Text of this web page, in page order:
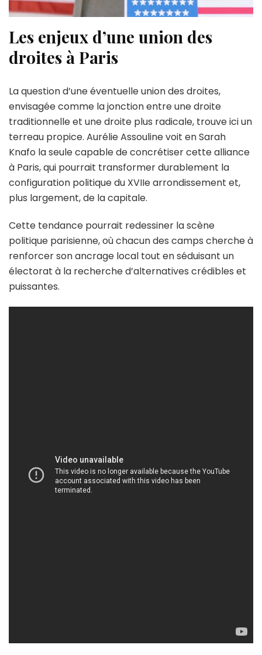
Les enjeux d’une union des
droites à Paris
La question d’une éventuelle union des droites,
envisagée comme la jonction entre une droite
traditionnelle et une droite plus radicale, trouve ici un
terreau propice. Aurélie Assouline voit en Sarah
Knafo la seule capable de concrétiser cette alliance
à Paris, qui pourrait transformer durablement la
configuration politique du XVIIe arrondissement et,
plus largement, de la capitale.
Cette tendance pourrait redessiner la scène
politique parisienne, où chacun des camps cherche à
renforcer son ancrage local tout en séduisant un
électorat à la recherche d’alternatives crédibles et
puissantes.